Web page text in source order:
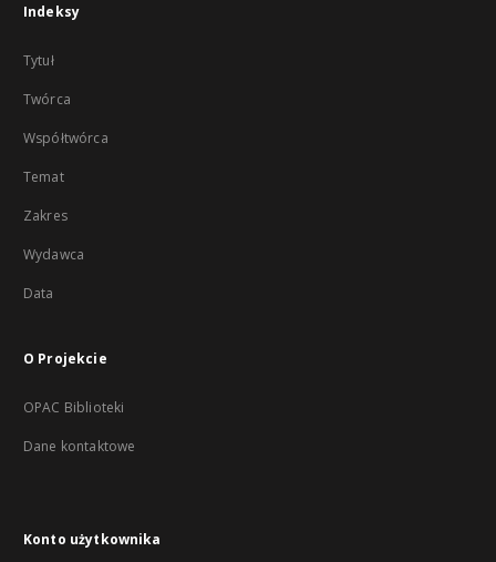
Indeksy
Tytuł
Twórca
Współtwórca
Temat
Zakres
Wydawca
Data
O Projekcie
OPAC Biblioteki
Dane kontaktowe
Konto użytkownika